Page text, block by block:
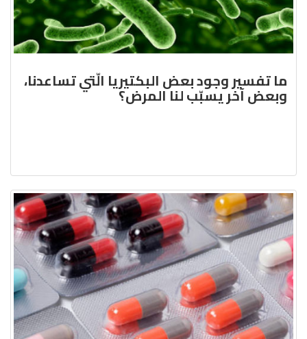
ما تفسير وجود بعض البكتيريا الّتي تساعدنا،
وبعض آخر يسبّب لنا المرض؟